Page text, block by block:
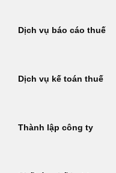
Dịch vụ báo cáo thuế
Dịch vụ kế toán thuế
Thành lập công ty